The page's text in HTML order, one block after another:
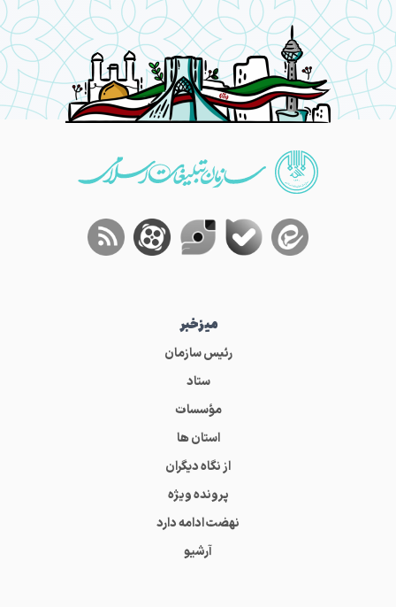
میز‌خبر
رئیس سازمان
ستاد
مؤسسات
استان ها
از نگاه دیگران
پرونده ویژه
نهضت ادامه دارد
آرشیو